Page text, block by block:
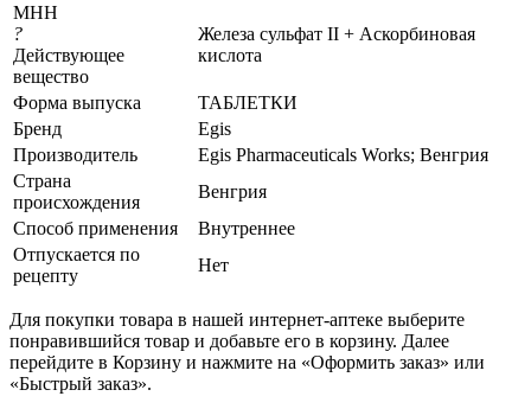
МНН
?
Действующее
вещество
Железа сульфат II + Аскорбиновая
кислота
Форма выпуска
ТАБЛЕТКИ
Бренд
Egis
Производитель
Egis Pharmaceuticals Works; Венгрия
Страна
происхождения
Венгрия
Способ применения
Внутреннее
Отпускается по
рецепту
Нет
Для покупки товара в нашей интернет-аптеке выберите
понравившийся товар и добавьте его в корзину. Далее
перейдите в Корзину и нажмите на «Оформить заказ» или
«Быстрый заказ».